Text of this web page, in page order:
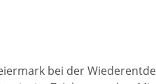
bei der